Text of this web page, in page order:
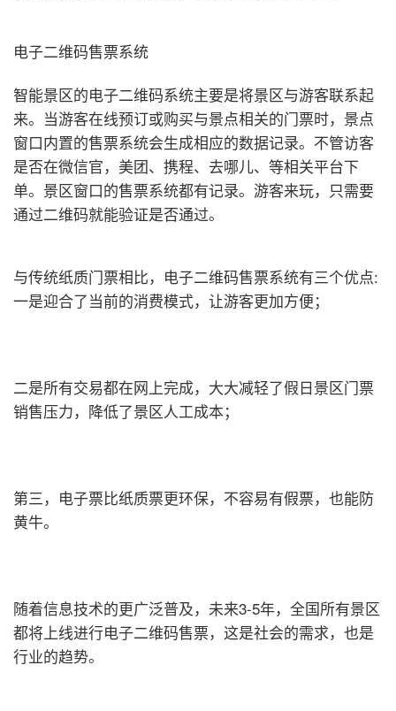
电子二维码售票系统
智能景区的电子二维码系统主要是将景区与游客联系起
来。当游客在线预订或购买与景点相关的门票时，景点
窗口内置的售票系统会生成相应的数据记录。不管访客
是否在微信官，美团、携程、去哪儿、等相关平台下
单。景区窗口的售票系统都有记录。游客来玩，只需要
通过二维码就能验证是否通过。
与传统纸质门票相比，电子二维码售票系统有三个优点:
一是迎合了当前的消费模式，让游客更加方便；
二是所有交易都在网上完成，大大减轻了假日景区门票
销售压力，降低了景区人工成本；
第三，电子票比纸质票更环保，不容易有假票，也能防
黄牛。
随着信息技术的更广泛普及，未来3-5年，全国所有景区
都将上线进行电子二维码售票，这是社会的需求，也是
行业的趋势。